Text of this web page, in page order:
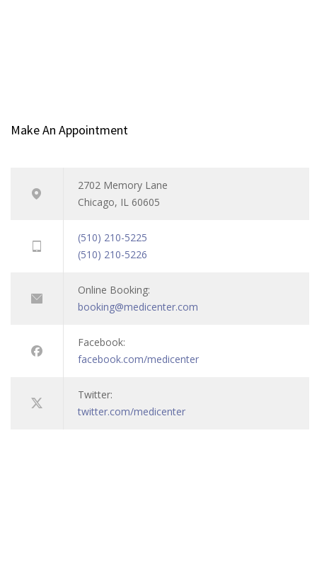
Make An Appointment
2702 Memory Lane
Chicago, IL 60605
(510) 210-5225
(510) 210-5226
Online Booking:
booking@medicenter.com
Facebook:
facebook.com/medicenter
Twitter:
twitter.com/medicenter